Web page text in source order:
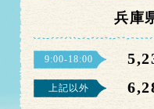
兵庫
9:00-18:00
上記以外